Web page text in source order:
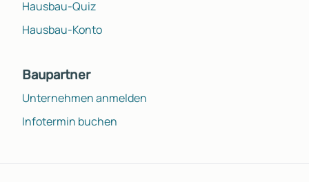
Hausbau-Quiz
Hausbau-Konto
Baupartner
Unternehmen anmelden
Infotermin buchen